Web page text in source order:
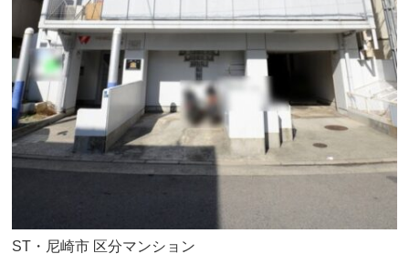
ST・尼崎市 区分マンション